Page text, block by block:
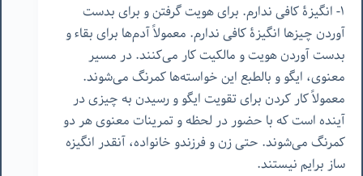
١- انگیزۀ کافی ندارم. برای هویت گرفتن و برای بدست
آوردن چیزها انگیزۀ کافی ندارم. معمولاً آدم‌ها برای بقاء و
بدست آوردن هویت و مالکیت کار می‌کنند. در مسیر
معنوی، ایگو و بالطبع این خواسته‌ها کمرنگ می‌شوند.
معمولاً کار کردن برای تقویت ایگو و رسیدن به چیزی در
آینده است که با حضور در لحظه و تمرینات معنوی هر دو
کمرنگ می‌شوند. حتی زن و فرزندو خانواده، آنقدر انگیزه
ساز برایم نیستند.